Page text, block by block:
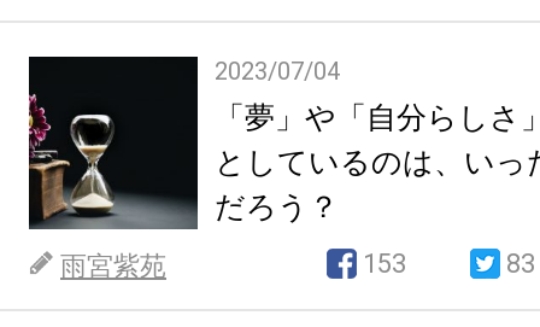
2023/07/04
「夢」や「自分らしさ
としているのは、いっ
だろう？
雨宮紫苑 153 83